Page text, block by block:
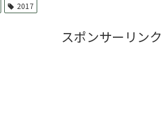
2017
スポンサーリンク